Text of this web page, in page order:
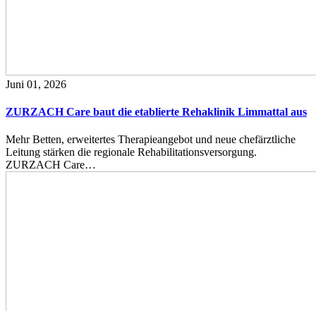
Juni 01, 2026
ZURZACH Care baut die etablierte Rehaklinik Limmattal aus
Mehr Betten, erweitertes Therapieangebot und neue chefärztliche
Leitung stärken die regionale Rehabilitationsversorgung.
ZURZACH Care…